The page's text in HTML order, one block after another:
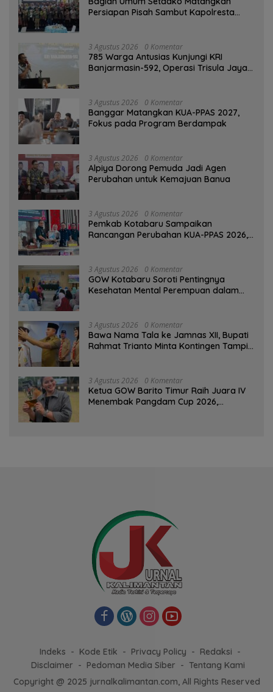
Persiapan Pisah Sambut Kapolresta
3 Agustus 2026 0 Komentar
785 Warga Antusias Kunjungi KRI
Banjarmasin-592, Operasi Trisula Jaya
3 Agustus 2026 0 Komentar
‎Banggar Matangkan KUA-PPAS 2027,
Fokus pada Program Berdampak
3 Agustus 2026 0 Komentar
‎Alpiya Dorong Pemuda Jadi Agen
Perubahan untuk Kemajuan Banua ‎
3 Agustus 2026 0 Komentar
Pemkab Kotabaru Sampaikan
Rancangan Perubahan KUA-PPAS 2026,
3 Agustus 2026 0 Komentar
GOW Kotabaru Soroti Pentingnya
Kesehatan Mental Perempuan dalam
3 Agustus 2026 0 Komentar
Bawa Nama Tala ke Jamnas XII, Bupati
Rahmat Trianto Minta Kontingen Tampil
3 Agustus 2026 0 Komentar
Ketua GOW Barito Timur Raih Juara IV
Menembak Pangdam Cup 2026,
Indeks Kode Etik Privacy Policy
Redaksi
Disclaimer
Pedoman Media Siber
Tentang Kami
Copyright @ 2025 jurnalkalimantan.com, All Rights Reserved